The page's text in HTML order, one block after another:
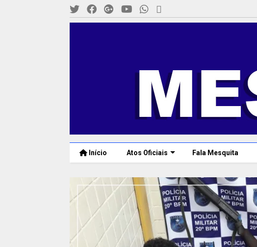
Início Atos Oficiais Fala Mesquita